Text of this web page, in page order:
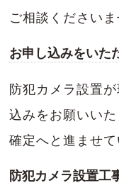
ご相談くださいま
お申し込みをいた
防犯カメラ設置
込みをお願いい
確定へと進ませて
防犯カメラ設置工